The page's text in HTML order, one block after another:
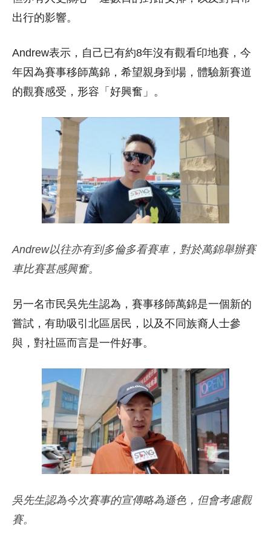
出行的影響。
Andrew表示，自己已有約8年沒有觀看印地賽，今
年因為賽事移師萬錦，希望親身到場，體驗新賽道
的觀賽感受，形容「好興奮」。
Andrew以往亦有到多倫多看賽車，對於萬錦舉辦賽
車比賽甚感興奮。
另一名市民吳先生認為，賽事移師萬錦是一個新的
嘗試，有助吸引北區居民，以及不同族裔人士參
與，對社區而言是一件好事。
吳先生認為今次賽事的宣傳略為遜色，但會考慮觀
賽。